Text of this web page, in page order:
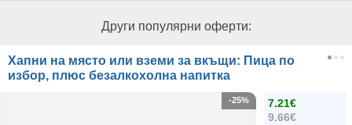
Други популярни оферти:
Хапни на място или вземи за вкъщи: Пица по
избор, плюс безалкохолна напитка
7.21€
9.66€
-25%